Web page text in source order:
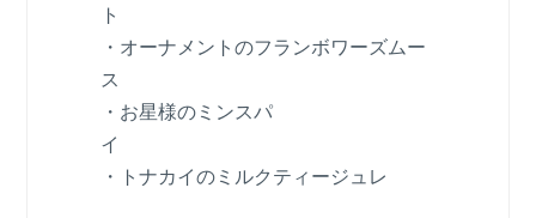
ト
・オーナメントのフランボワーズムー
ス
・お星様のミンスパ
イ
・トナカイのミルクティージュレ